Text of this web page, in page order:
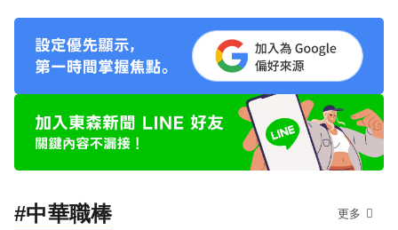
#中華職棒 更多